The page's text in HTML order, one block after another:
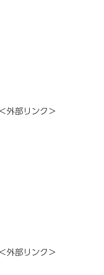
＜外部リンク＞
＜外部リンク＞